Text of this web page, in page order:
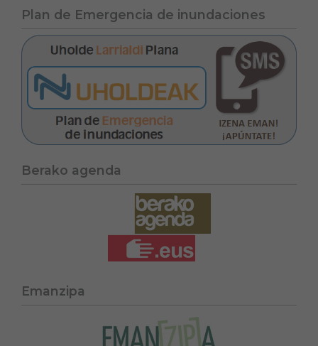
Plan de Emergencia de inundaciones
Berako agenda
Emanzipa